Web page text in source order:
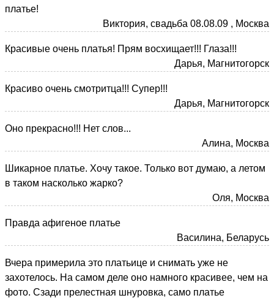
платье!
Виктория, свадьба 08.08.09 , Москва
Красивые очень платья! Прям восхищает!!! Глаза!!!
Дарья, Магнитогорск
Красиво очень смотритца!!! Супер!!!
Дарья, Магнитогорск
Оно прекрасно!!! Нет слов...
Алина, Москва
Шикарное платье. Хочу такое. Только вот думаю, а летом
в таком насколько жарко?
Оля, Москва
Правда афигеное платье
Василина, Беларусь
Вчера примерила это платьице и снимать уже не
захотелось. На самом деле оно намного красивее, чем на
фото. Сзади прелестная шнуровка, само платье